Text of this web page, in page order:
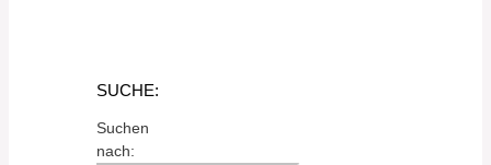
SUCHE:
Suchen
nach: